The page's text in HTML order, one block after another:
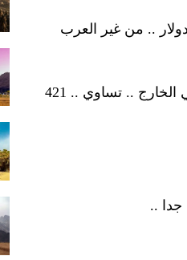
في الخارج .. التي تعود للأثرياء العرب تساوي 800 مليار دولار .. من غير العرب
وحجم الإستثمارات السعوديه في الخارج .. والتي تعود لأثرياء سعوديين لا يقيموا في الخارج .. تساوي .. 421
جدا ..